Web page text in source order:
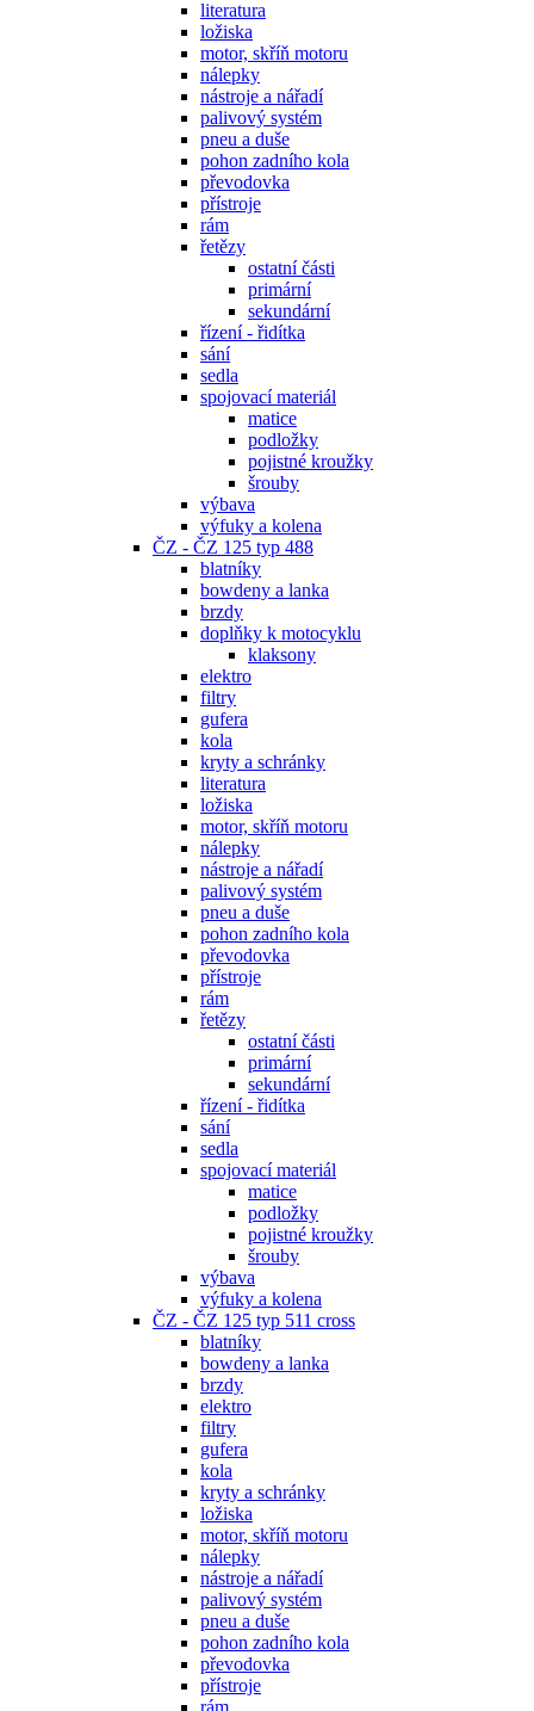
literatura
ložiska
motor, skříň motoru
nálepky
nástroje a nářadí
palivový systém
pneu a duše
pohon zadního kola
převodovka
přístroje
rám
řetězy
ostatní části
primární
sekundární
řízení - řidítka
sání
sedla
spojovací materiál
matice
podložky
pojistné kroužky
šrouby
výbava
výfuky a kolena
ČZ - ČZ 125 typ 488
blatníky
bowdeny a lanka
brzdy
doplňky k motocyklu
klaksony
elektro
filtry
gufera
kola
kryty a schránky
literatura
ložiska
motor, skříň motoru
nálepky
nástroje a nářadí
palivový systém
pneu a duše
pohon zadního kola
převodovka
přístroje
rám
řetězy
ostatní části
primární
sekundární
řízení - řidítka
sání
sedla
spojovací materiál
matice
podložky
pojistné kroužky
šrouby
výbava
výfuky a kolena
ČZ - ČZ 125 typ 511 cross
blatníky
bowdeny a lanka
brzdy
elektro
filtry
gufera
kola
kryty a schránky
ložiska
motor, skříň motoru
nálepky
nástroje a nářadí
palivový systém
pneu a duše
pohon zadního kola
převodovka
přístroje
rám